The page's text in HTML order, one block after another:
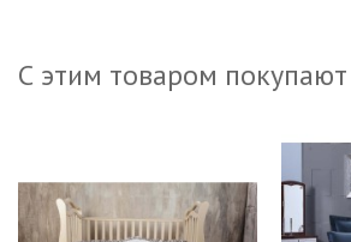
С этим товаром покупают